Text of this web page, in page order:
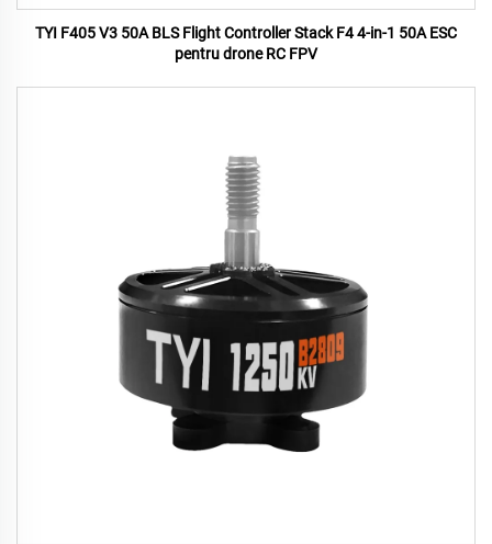
TYI F405 V3 50A BLS Flight Controller Stack F4 4-in-1 50A ESC
pentru drone RC FPV